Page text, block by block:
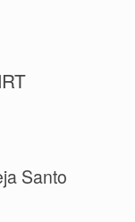
Santo